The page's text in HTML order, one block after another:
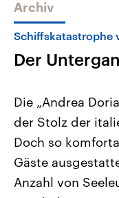
Themen
Landtagswahl
2026
Alle Informationen
Sachsen-Anhalt wählt
Archiv
Schiffskatastrophe
Der
Die „Andrea
der Stolz der
Doch so
Gäste
Anzahl von